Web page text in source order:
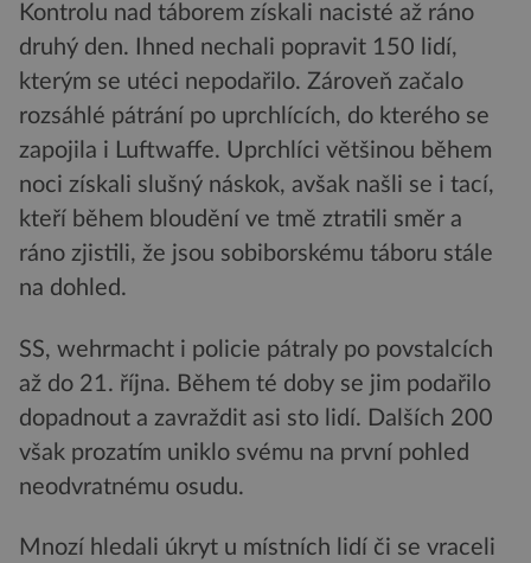
Kontrolu nad táborem získali nacisté až ráno
druhý den. Ihned nechali popravit 150 lidí,
kterým se utéci nepodařilo. Zároveň začalo
rozsáhlé pátrání po uprchlících, do kterého se
zapojila i Luftwaffe. Uprchlíci většinou během
noci získali slušný náskok, avšak našli se i tací,
kteří během bloudění ve tmě ztratili směr a
ráno zjistili, že jsou sobiborskému táboru stále
na dohled.
SS, wehrmacht i policie pátraly po povstalcích
až do 21. října. Během té doby se jim podařilo
dopadnout a zavraždit asi sto lidí. Dalších 200
však prozatím uniklo svému na první pohled
neodvratnému osudu.
Mnozí hledali úkryt u místních lidí či se vraceli